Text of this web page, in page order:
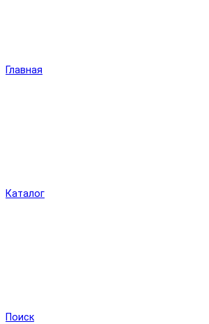
Главная
Каталог
Поиск